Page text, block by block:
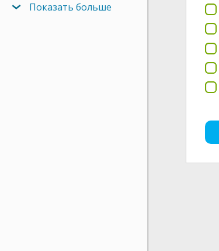
Показать больше